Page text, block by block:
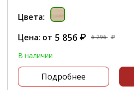
Цвета:
Цена: от 5 856 ₽ 6 296 ₽
В наличии
Подробнее